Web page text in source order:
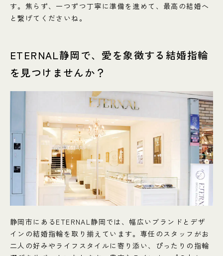
す。焦らず、一つずつ丁寧に準備を進めて、最高の結婚へ
と繋げてくださいね。
ETERNAL静岡で、愛を象徴する結婚指輪
を見つけませんか？
静岡市にあるETERNAL静岡では、幅広いブランドとデザ
インの結婚指輪を取り揃えています。専任のスタッフがお
二人の好みやライフスタイルに寄り添い、ぴったりの指輪